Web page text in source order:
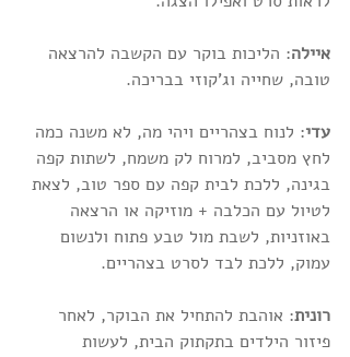
איילה: הליכות בוקר עם הקשבה להרצאה
טובה, שחייה וג'קוזי בבריכה.
עדי: לנוח בצהריים ויהי מה, לא משנה כמה
לחץ מסביב, למרוח לק משמח, לשתות קפה
בגינה, ללכת לבית קפה עם ספר טוב, לצאת
לטיול עם הכלבה + מוזיקה או הרצאה
באוזניות, לשבת מול טבע פתוח ולנשום
עמוק, ללכת לבד לסרט בצהריים.
רונית: אוהבת להתחיל את הבוקר, לאחר
פיזור הילדים בתקתוק הבית, לעשות